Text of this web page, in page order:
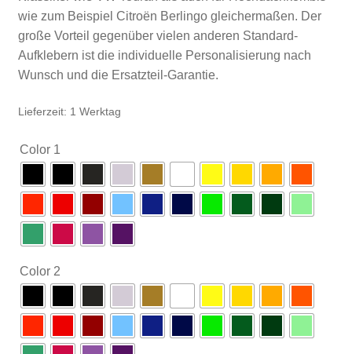
wie zum Beispiel Citroën Berlingo gleichermaßen. Der
große Vorteil gegenüber vielen anderen Standard-
Aufklebern ist die individuelle Personalisierung nach
Wunsch und die Ersatzteil-Garantie.
Lieferzeit: 1 Werktag
Color 1
Color 2